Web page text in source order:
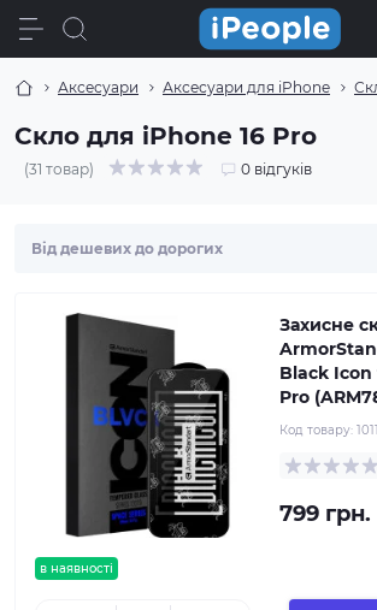
Аксесуари Аксесуари для iPhone
Скло для iPhone 16 Pro
(31 товар) 0 відгуків
в наявності
Захисне
Black Icon
Pro
Код товару:
799 грн.